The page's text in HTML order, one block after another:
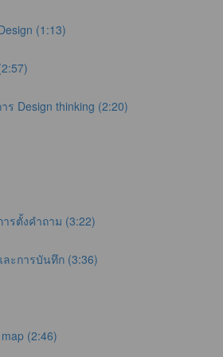
(1:13)
Design thinking (2:20)
รตั้งคำถาม (3:22)
ะการบันทึก (3:36)
(2:46)